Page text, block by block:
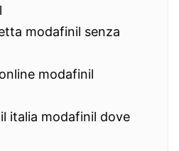
modafinil senza
modafinil
italia modafinil dove